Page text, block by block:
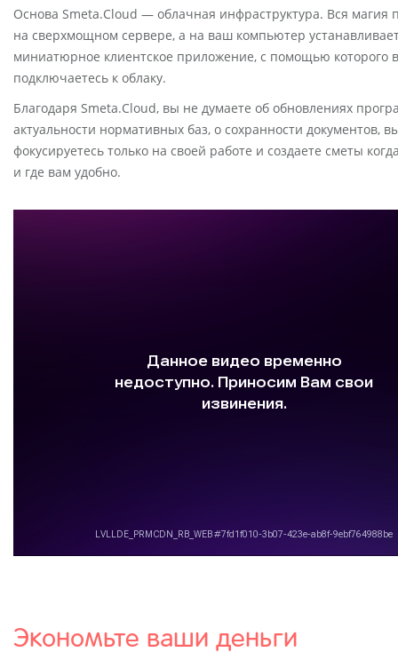
Основа Smeta.Cloud — облачная инфраструктура. Вся магия
на сверхмощном сервере, а на ваш компьютер
миниатюрное клиентское приложение, с помощью которого
подключаетесь к облаку.
Благодаря Smeta.Cloud, вы не думаете об обновлениях
актуальности нормативных баз, о сохранности документов,
фокусируетесь только на своей работе и создаете сметы
и где вам удобно.
Экономьте ваши деньги